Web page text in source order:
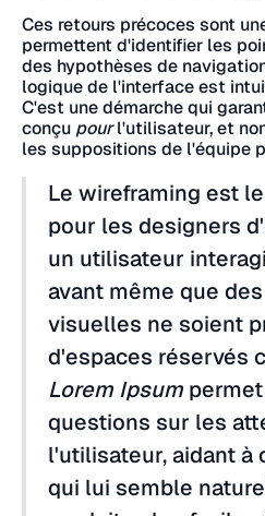
Ces retours précoces sont
permettent d'identifier les
des hypothèses de
logique de l'interface est
C'est une démarche qui
conçu pourl'utilisateur, et
les suppositions de l'équipe
Le wireframing est
pour les designers
un utilisateur
avant même que
visuelles ne soient
d'espaces réservés
Lorem Ipsum
questions sur les
l'utilisateur, aidant à
qui lui semble